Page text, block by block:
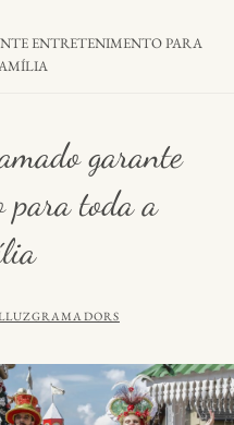
ENTRETENIMENTO PARA
garante
para toda a